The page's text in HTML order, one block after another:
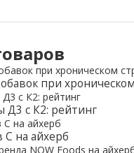
при
с К2: рейтинг
на айхерб